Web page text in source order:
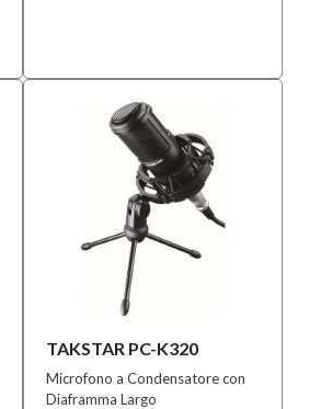
TAKSTAR PC-K320
Microfono a Condensatore con
Diaframma Largo